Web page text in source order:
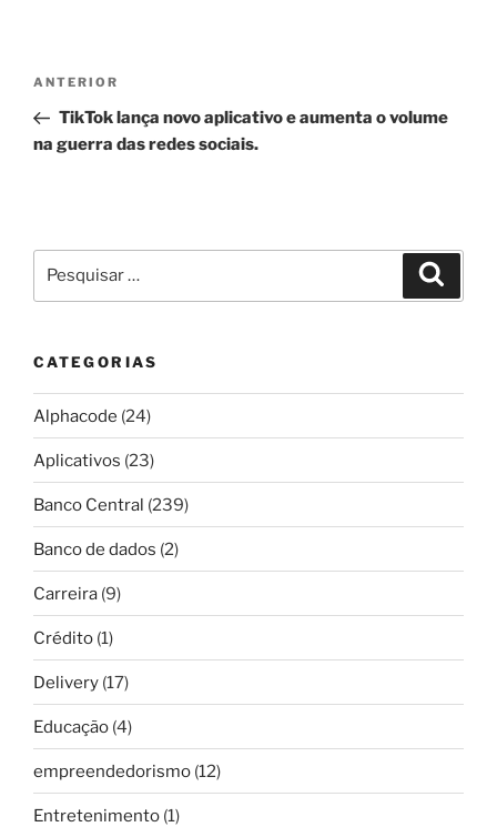
Navegação
Post
Post
anterior
ANTERIOR
TikTok lança novo aplicativo e aumenta o volume
na guerra das redes sociais.
por:
CATEGORIAS
Alphacode (24)
Aplicativos (23)
Banco Central (239)
Banco de dados (2)
Carreira (9)
Crédito (1)
Delivery (17)
Educação (4)
empreendedorismo (12)
Entretenimento (1)